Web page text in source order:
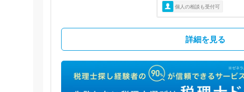
個人の相談も受付可
詳細を見る